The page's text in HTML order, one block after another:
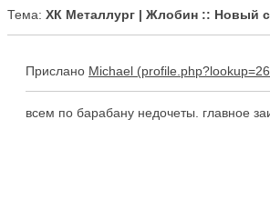
Тема: ХК Металлург | Жлобин :: Новый
Прислано Michael
всем по барабану недочеты. главное